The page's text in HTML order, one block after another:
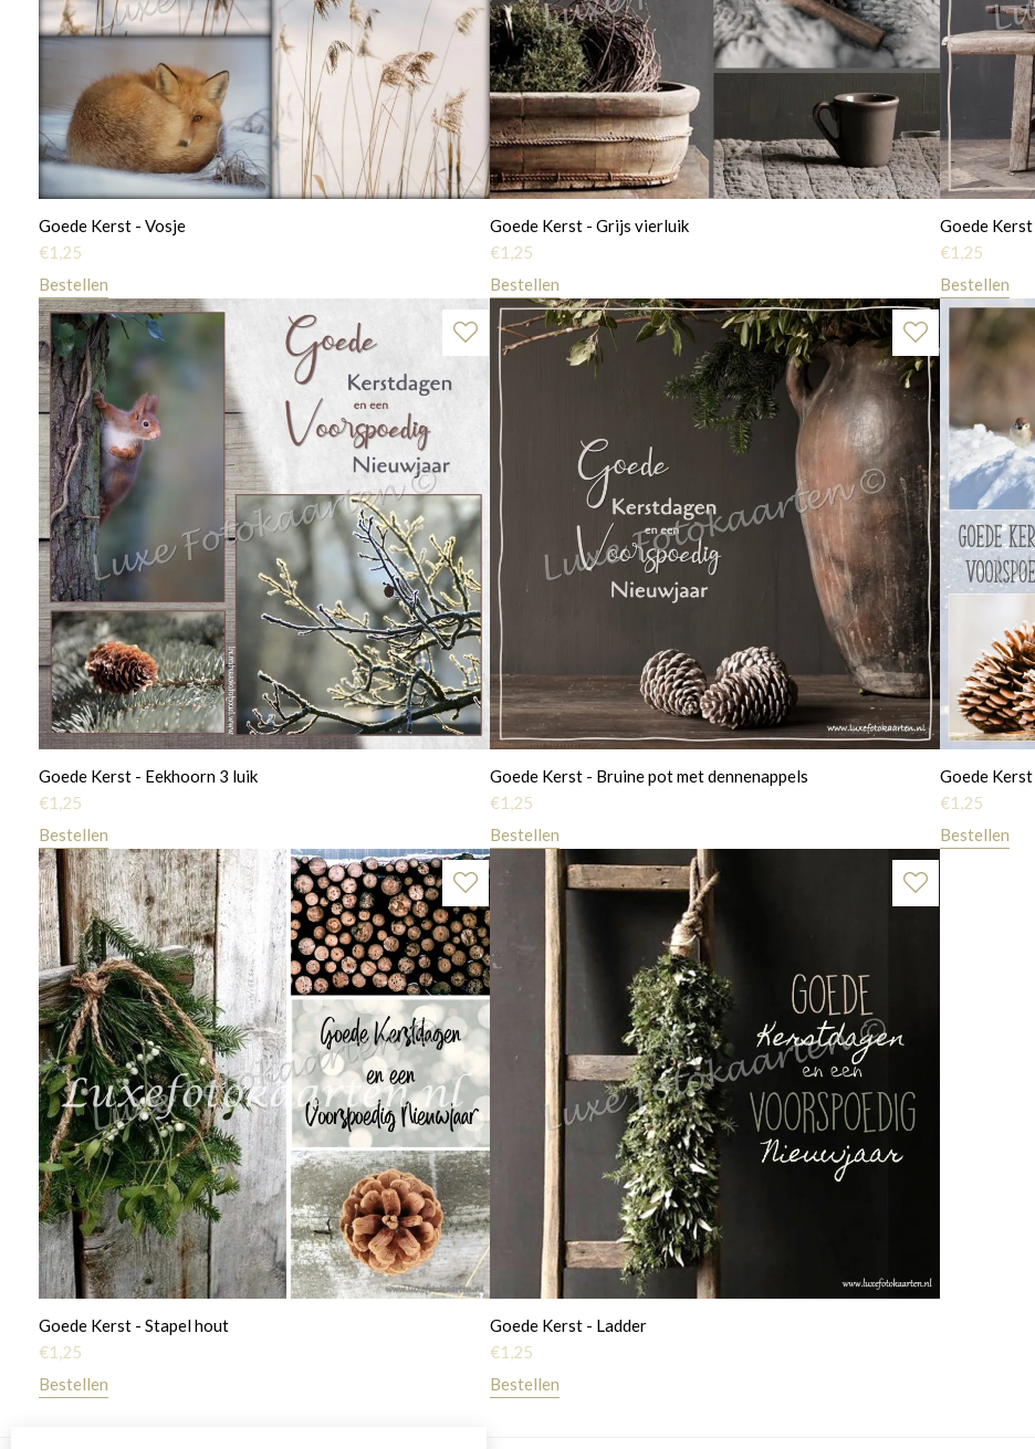
Goede Kerst - Vosje
€1,25
Bestellen
Goede Kerst - Grijs vierluik
€1,25
Bestellen
Goede
€1,25
Bestellen
Goede Kerst - Eekhoorn 3 luik
€1,25
Bestellen
Goede Kerst - Bruine pot met dennenappels
€1,25
Bestellen
Goede
€1,25
Bestellen
Goede Kerst - Stapel hout
€1,25
Bestellen
Goede Kerst - Ladder
€1,25
Bestellen